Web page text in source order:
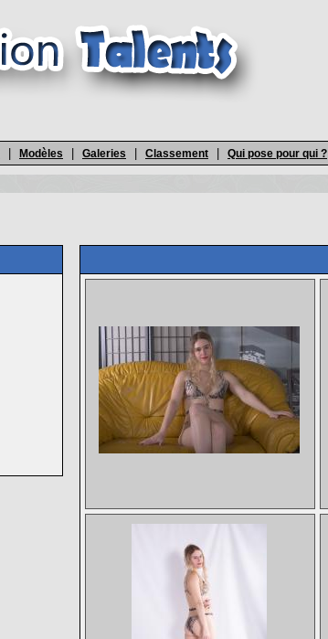
Modèles Galeries Classement Qui pose pour qui ?